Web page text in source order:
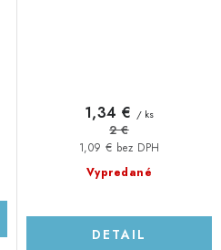
Vypredané
1,09 € bez DPH
1,34 € / ks
2 €
DETAIL